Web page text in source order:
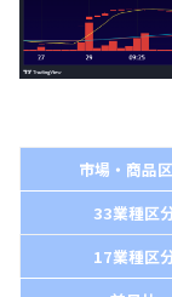
市場・商品
33業種区
17業種区